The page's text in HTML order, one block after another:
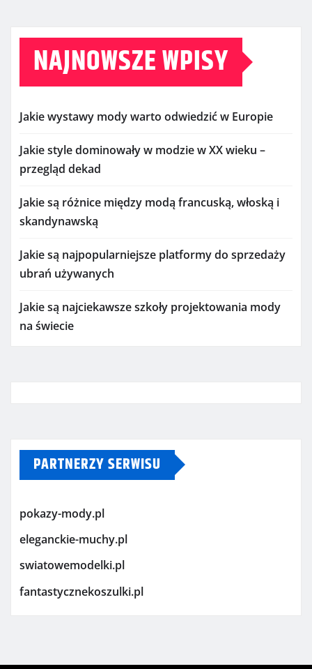
NAJNOWSZE WPISY
Jakie wystawy mody warto odwiedzić w Europie
Jakie style dominowały w modzie w XX wieku –
przegląd dekad
Jakie są różnice między modą francuską, włoską i
skandynawską
Jakie są najpopularniejsze platformy do sprzedaży
ubrań używanych
Jakie są najciekawsze szkoły projektowania mody
na świecie
PARTNERZY SERWISU
pokazy-mody.pl
eleganckie-muchy.pl
swiatowemodelki.pl
fantastycznekoszulki.pl